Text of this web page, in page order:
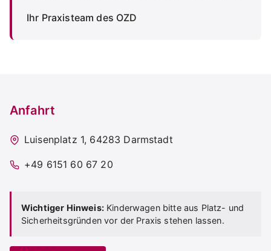
Ihr Praxisteam des OZD
Anfahrt
Luisenplatz 1, 64283 Darmstadt
+49 6151 60 67 20
Wichtiger Hinweis:Kinderwagen bitte aus Platz- und
Sicherheitsgründen vor der Praxis stehen lassen.